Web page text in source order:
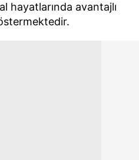
hayatlarında avantajlı